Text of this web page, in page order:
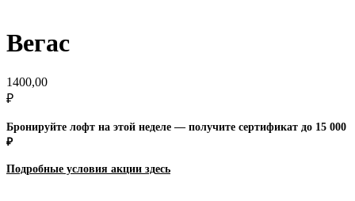
Вегас
1400,00
₽
Бронируйте лофт на этой неделе — получите сертификат до 15 000
₽
Подробные условия акции здесь